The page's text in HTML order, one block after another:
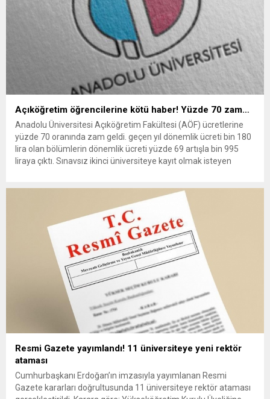
Açıköğretim öğrencilerine kötü haber! Yüzde 70 zam…
Anadolu Üniversitesi Açıköğretim Fakültesi (AÖF) ücretlerine
yüzde 70 oranında zam geldi. geçen yıl dönemlik ücreti bin 180
lira olan bölümlerin dönemlik ücreti yüzde 69 artışla bin 995
liraya çıktı. Sınavsız ikinci üniversiteye kayıt olmak isteyen
Resmi Gazete yayımlandı! 11 üniversiteye yeni rektör
ataması
Cumhurbaşkanı Erdoğan’ın imzasıyla yayımlanan Resmi
Gazete kararları doğrultusunda 11 üniversiteye rektör ataması